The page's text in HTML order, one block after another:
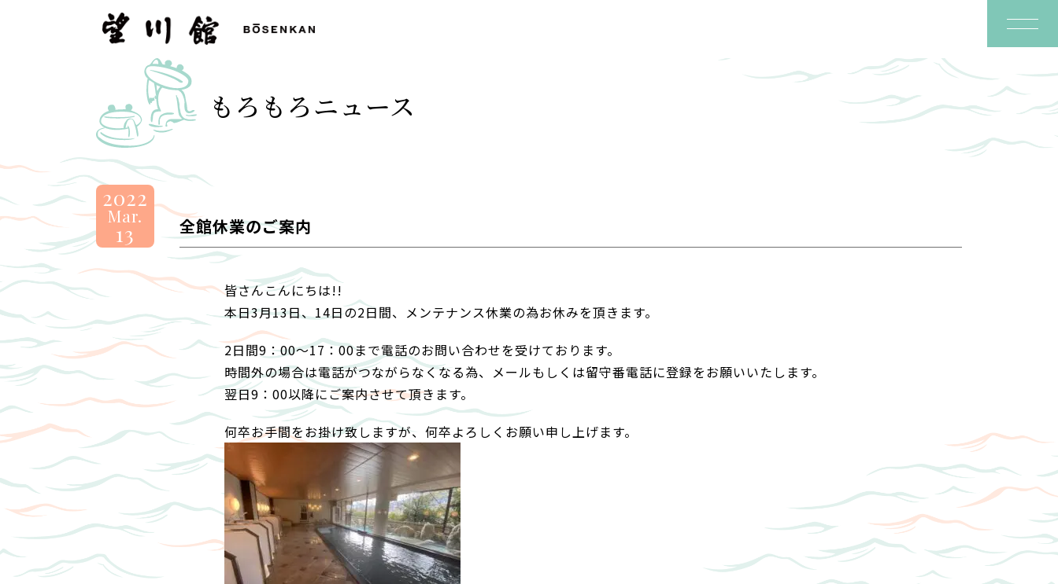
望
川
BOSENKAN
もろもろニュース
2022
Mar.
13 全館休業のご案内
皆さんこんにちは!!
本日3月13日、14日の2日間、メンテナンス休業の為お休みを頂きます。
2日間9：00～17：00まで電話のお問い合わせを受けております。
時間外の場合は電話がつながらなくなる為、メールもしくは留守番電話に登録をお願いいたします。
翌日9：00以降にご案内させて頂きます。
何卒お手間をお掛け致しますが、何卒よろしくお願い申し上げます。